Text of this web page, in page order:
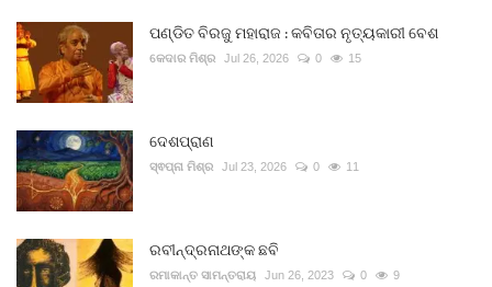
ପଣ୍ଡିତ ବିରଜୁ ମହାରାଜ : କବିତାର ନୃତ୍ୟକାରୀ ବେଶ
କେଦାର ମିଶ୍ର Jul 26, 2026 0 15
ଦେଶପ୍ରାଣ
ସ୍ଵପ୍ନା ମିଶ୍ର Jul 23, 2026 0 11
ରବୀନ୍ଦ୍ରନାଥଙ୍କ ଛବି
ରମାକାନ୍ତ ସାମନ୍ତରାୟ Jun 26, 2023 0 9